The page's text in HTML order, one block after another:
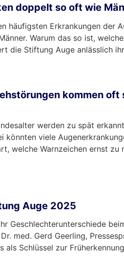
doppelt so oft wie
häufigsten Erkrankungen
Warum das so ist,
die Stiftung Auge anlässlich
kommen
werden zu spät
könnten viele
welche Warnzeichen ernst
Auge 2025
Geschlechterunterschiede
med. Gerd Geerling,
Schlüssel zur